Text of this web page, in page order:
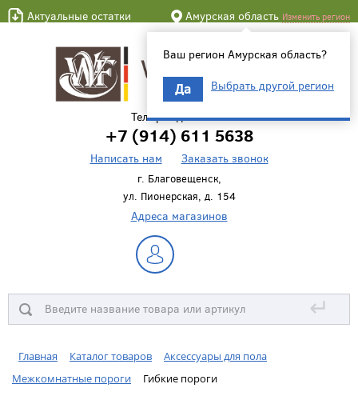
Актуальные остатки Амурская область Изменить регион
Ваш регион Амурская область?
Да Выбрать другой регион
Телефон для связи
+7 (914) 611 5638
Написать нам Заказать звонок
г. Благовещенск,
ул. Пионерская, д. 154
Адреса магазинов
↵
Главная Каталог товаров
Аксессуары для пола
Межкомнатные пороги
Гибкие пороги